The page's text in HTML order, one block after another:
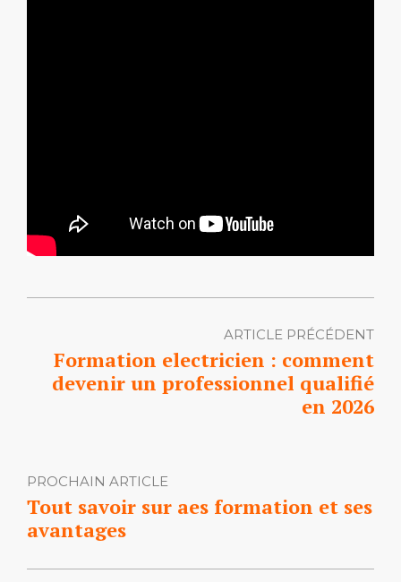
ARTICLE PRÉCÉDENT
Formation electricien : comment
devenir un professionnel qualifié
en 2026
PROCHAIN ARTICLE
Tout savoir sur aes formation et ses
avantages